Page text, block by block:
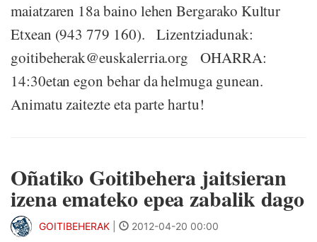
maiatzaren 18a baino lehen Bergarako Kultur
Etxean (943 779 160). Lizentziadunak:
goitibeherak@euskalerria.org OHARRA:
14:30etan egon behar da helmuga gunean.
Animatu zaitezte eta parte hartu!
Oñatiko Goitibehera jaitsieran
izena emateko epea zabalik dago
GOITIBEHERAK 2012-04-20 00:00